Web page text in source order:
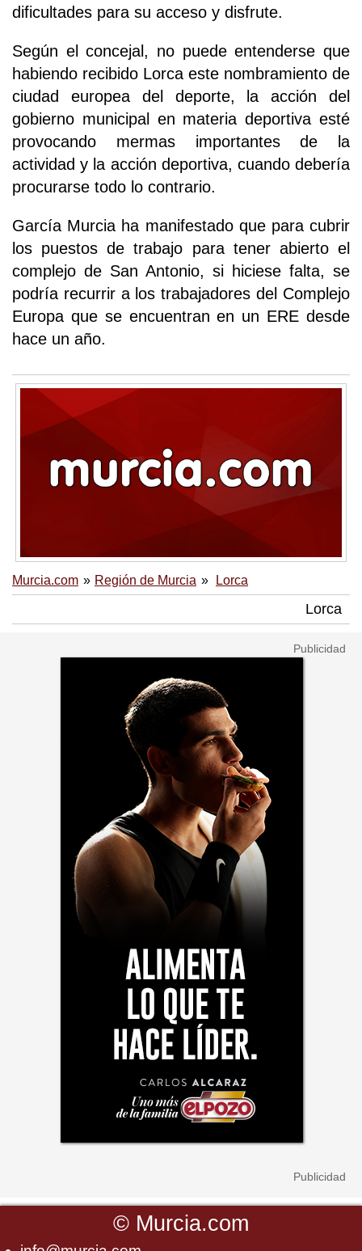
dificultades para su acceso y disfrute.
Según el concejal, no puede entenderse que
habiendo recibido Lorca este nombramiento de
ciudad europea del deporte, la acción del
gobierno municipal en materia deportiva esté
provocando mermas importantes de la
actividad y la acción deportiva, cuando debería
procurarse todo lo contrario.
García Murcia ha manifestado que para cubrir
los puestos de trabajo para tener abierto el
complejo de San Antonio, si hiciese falta, se
podría recurrir a los trabajadores del Complejo
Europa que se encuentran en un ERE desde
hace un año.
Murcia.com Región de Murcia Lorca
Lorca
© Murcia.com